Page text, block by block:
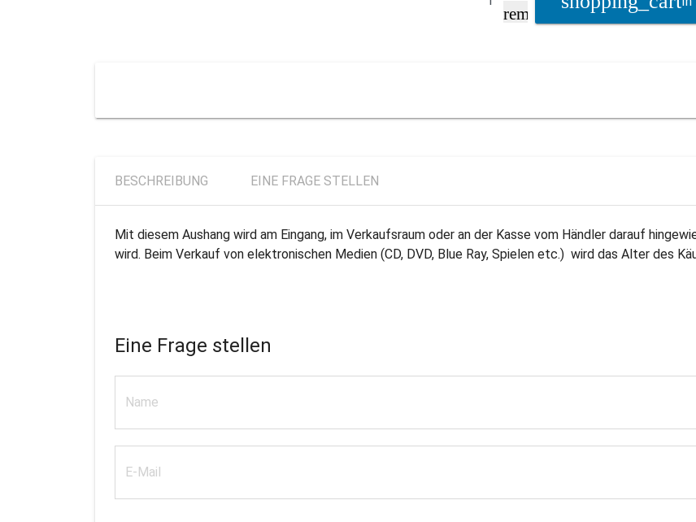
remove
BESCHREIBUNG EINE FRAGE STELLEN
Mit diesem Aushang wird am Eingang, im Verkaufsraum oder an der Kasse vom Händler darauf
wird. Beim Verkauf von elektronischen Medien (CD, DVD, Blue Ray, Spielen etc.) wird das Alter des
Eine Frage stellen